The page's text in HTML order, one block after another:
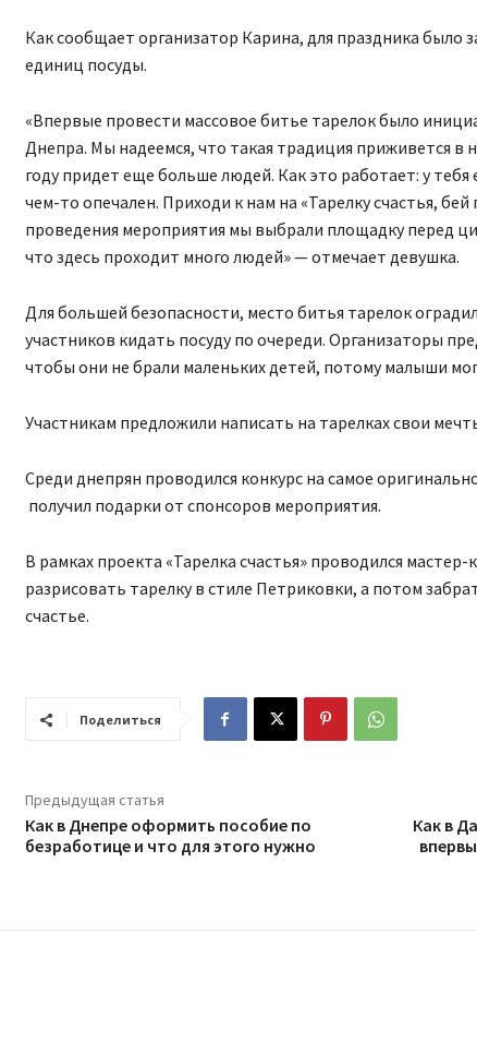
Как сообщает организатор Карина, для праздника было
единиц посуды.
«Впервые провести массовое битье тарелок было
Днепра. Мы надеемся, что такая традиция приживется в
году придет еще больше людей. Как это работает: у
чем-то опечален. Приходи к нам на «Тарелку счастья, бей
проведения мероприятия мы выбрали площадку перед
что здесь проходит много людей» — отмечает девушка.
Для большей безопасности, место битья тарелок
участников кидать посуду по очереди. Организаторы
чтобы они не брали маленьких детей, потому малыши
Участникам предложили написать на тарелках свои
Среди днепрян проводился конкурс на самое
получил подарки от спонсоров мероприятия.
В рамках проекта «Тарелка счастья» проводился мастер-
разрисовать тарелку в стиле Петриковки, а потом
счастье.
Поделиться
Предыдущая статья
Как в Днепре оформить пособие по
безработице и что для этого нужно
Как в